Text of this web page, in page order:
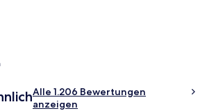
und ayurvedischen Anwendungen
Main Restaurant, eins von 8
bietet diese Unterkunft im
einen Nachtclub und einen
Andere Reisende lieben das hilfsbereite
Strandnähe.
Alle 1.206 Bewertungen
anzeigen